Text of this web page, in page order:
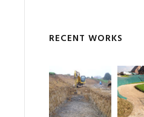
RECENT WORKS